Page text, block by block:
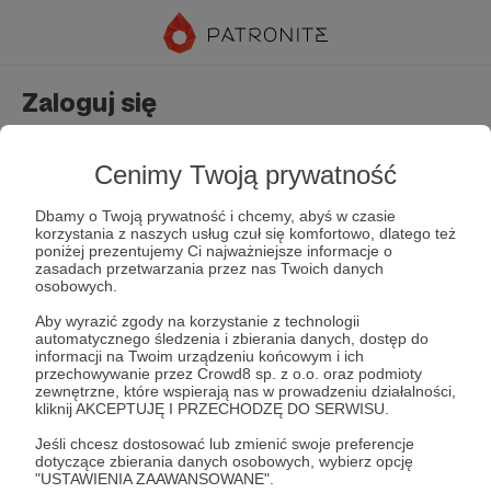
Cenimy Twoją prywatność
Dbamy o Twoją prywatność i chcemy, abyś w czasie
korzystania z naszych usług czuł się komfortowo, dlatego też
poniżej prezentujemy Ci najważniejsze informacje o
zasadach przetwarzania przez nas Twoich danych
osobowych.
Aby wyrazić zgody na korzystanie z technologii
automatycznego śledzenia i zbierania danych, dostęp do
informacji na Twoim urządzeniu końcowym i ich
przechowywanie przez Crowd8 sp. z o.o. oraz podmioty
zewnętrzne, które wspierają nas w prowadzeniu działalności,
kliknij AKCEPTUJĘ I PRZECHODZĘ DO SERWISU.
Jeśli chcesz dostosować lub zmienić swoje preferencje
dotyczące zbierania danych osobowych, wybierz opcję
"USTAWIENIA ZAAWANSOWANE".
Zaloguj się
Zapamiętaj mnie Zapomniałeś hasła?
Zaloguj
lub